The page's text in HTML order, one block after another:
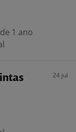
1 ano
24 jul